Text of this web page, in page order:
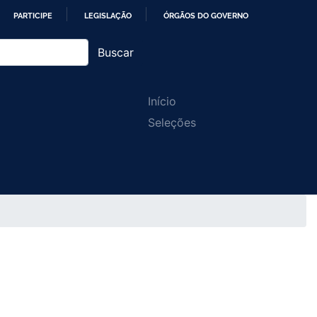
PARTICIPE LEGISLAÇÃO ÓRGÃOS DO GOVERNO
Buscar
Main
navigation
Início
Seleções